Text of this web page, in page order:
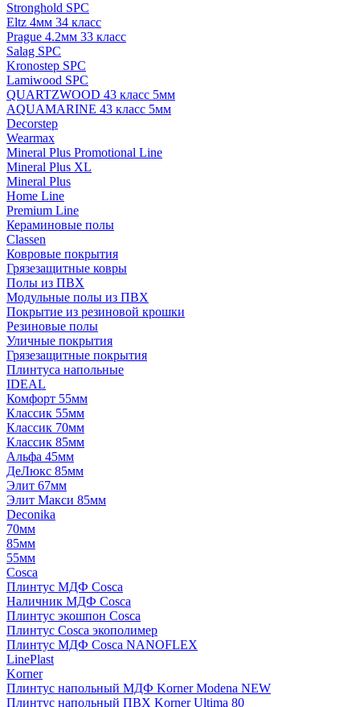
Stronghold SPC
Eltz 4мм 34 класс
Prague 4.2мм 33 класс
Salag SPC
Kronostep SPC
Lamiwood SPC
QUARTZWOOD 43 класс 5мм
AQUAMARINE 43 класс 5мм
Decorstep
Wearmax
Mineral Plus Promotional Line
Mineral Plus XL
Mineral Plus
Home Line
Premium Line
Кераминовые полы
Classen
Ковровые покрытия
Грязезащитные ковры
Полы из ПВХ
Модульные полы из ПВХ
Покрытие из резиновой крошки
Резиновые полы
Уличные покрытия
Грязезащитные покрытия
Плинтуса напольные
IDEAL
Комфорт 55мм
Классик 55мм
Классик 70мм
Классик 85мм
Альфа 45мм
ДеЛюкс 85мм
Элит 67мм
Элит Макси 85мм
Deconika
70мм
85мм
55мм
Cosca
Плинтус МДФ Cosca
Наличник МДФ Cosca
Плинтус экошпон Cosca
Плинтус Cosca экополимер
Плинтус МДФ Cosca NANOFLEX
LinePlast
Korner
Плинтус напольный МДФ Korner Modena NEW
Плинтус напольный ПВХ Korner Ultima 80